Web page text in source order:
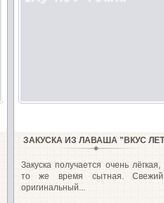
ЗАКУСКА ИЗ ЛАВАША "ВКУС
Закуска получается очень
то же время сытная.
оригинальный...